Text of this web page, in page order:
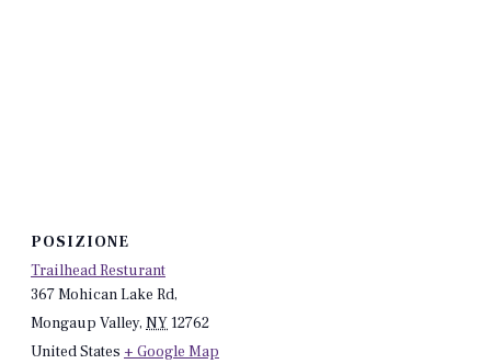
POSIZIONE
Trailhead Resturant
367 Mohican Lake Rd,
Mongaup Valley, NY12762
United States + Google Map